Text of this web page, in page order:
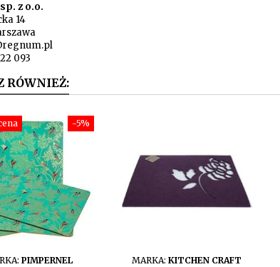
z o.o.
14
093
RÓWNIEŻ:
-5%
DO KOSZYKA
PIMPERNEL DO KOSZYKA
MARKA: KITCHEN CRAFT